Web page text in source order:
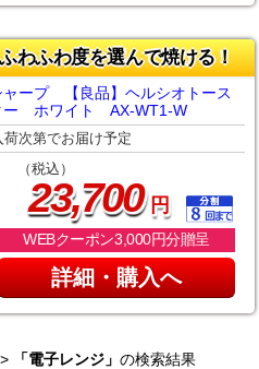
わふわ度を選んで焼ける！
ャープ 【良品】ヘルシオトース
ー ホワイト AX-WT1-W
荷次第でお届け予定
（税込）
23,700円
WEBクーポン3,000円分贈呈
詳細・購入へ
> 「電子レンジ」 の検索結果